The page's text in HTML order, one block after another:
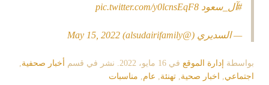
#آل_سعود pic.twitter.com/y0lcnsEqF8
— السديري (@alsudairifamily) May 15, 2022
بواسطة إدارة الموقع في 16 مايو، 2022 . نشر في قسم أخبار صحفية
اجتماعي
اخبار صحية تهنئة عام مناسبات